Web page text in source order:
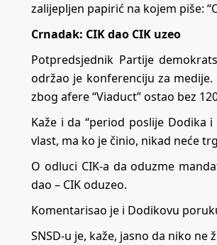
zalijepljen papirić na kojem piše:
Crnadak: CIK dao CIK uzeo
Potpredsjednik Partije
održao je konferenciju za
zbog afere “Viaduct” ostao bez
Kaže i da “period poslije Dodika
vlast, ma ko je činio, nikad neće
O odluci CIK-a da oduzme
dao – CIK oduzeo.
Komentarisao je i Dodikovu
SNSD-u je, kaže, jasno da niko ne